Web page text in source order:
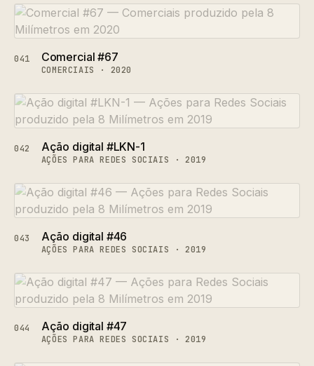
041 Comercial #67
COMERCIAIS · 2020
042 Ação digital #LKN-1
AÇÕES PARA REDES SOCIAIS · 2019
043 Ação digital #46
AÇÕES PARA REDES SOCIAIS · 2019
044 Ação digital #47
AÇÕES PARA REDES SOCIAIS · 2019